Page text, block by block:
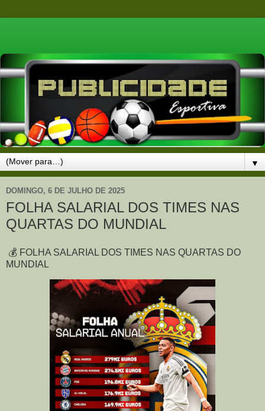
▼
DOMINGO, 6 DE JULHO DE 2025
FOLHA SALARIAL DOS TIMES NAS
QUARTAS DO MUNDIAL
💰 FOLHA SALARIAL DOS TIMES NAS QUARTAS DO
MUNDIAL